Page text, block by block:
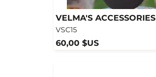
VELMA'S ACCESSORIES
VSC15
60,00 $US